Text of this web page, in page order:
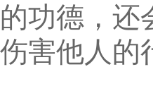
的功德，还
伤害他人的